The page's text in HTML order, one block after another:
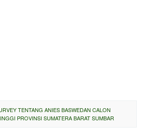
TENTANG ANIES BASWEDAN CALON
PROVINSI SUMATERA BARAT SUMBAR